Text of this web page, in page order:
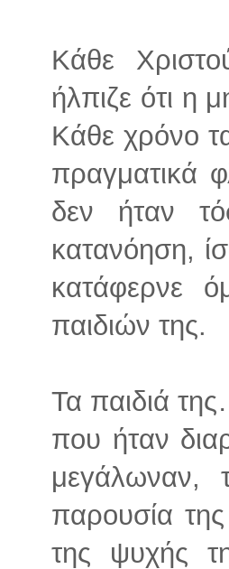
Κάθε
ήλπιζε ότι η
Κάθε χρόνο
πραγματικά
δεν ήταν
κατανόηση,
κατάφερνε
παιδιών της.
Τα παιδιά
που ήταν
μεγάλωναν,
παρουσία
της ψυχής